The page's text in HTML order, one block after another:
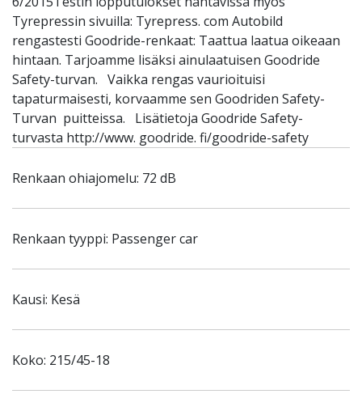
Tyrepressin sivuilla: Tyrepress. com Autobild
rengastesti Goodride-renkaat: Taattua laatua oikeaan
hintaan. Tarjoamme lisäksi ainulaatuisen Goodride
Safety-turvan. Vaikka rengas vaurioituisi
tapaturmaisesti, korvaamme sen Goodriden Safety-
Turvan puitteissa. Lisätietoja Goodride Safety-
turvasta http://www. goodride. fi/goodride-safety
Renkaan ohiajomelu: 72 dB
Renkaan tyyppi: Passenger car
Kausi: Kesä
Koko: 215/45-18